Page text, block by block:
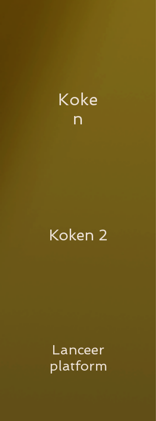
Koke
n
Koken 2
Lanceer
platform